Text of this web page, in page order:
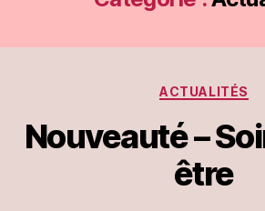
soins
être
ACTUALITÉS
Nouveauté –
être